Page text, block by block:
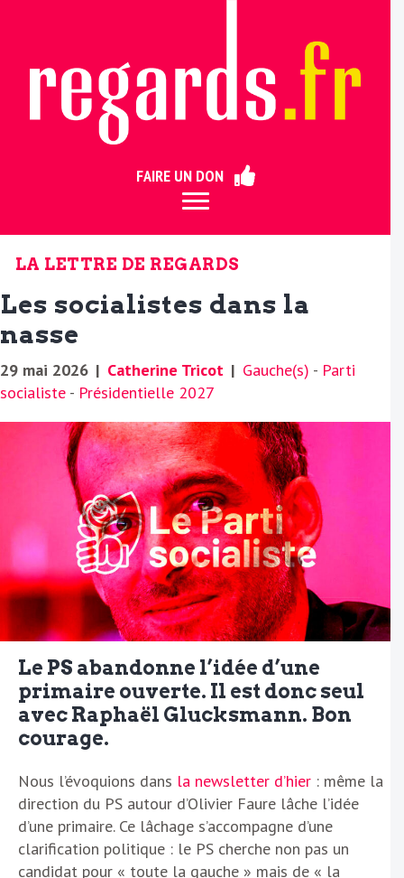
FAIRE UN DON
LA LETTRE DE REGARDS
Les socialistes dans la
nasse
29 mai 2026 | Catherine Tricot | Gauche(s) - Parti
socialiste - Présidentielle 2027
Le PS abandonne l’idée d’une
primaire ouverte. Il est donc seul
avec Raphaël Glucksmann. Bon
courage.
Nous l’évoquions dans la newsletter d’hier : même la
direction du PS autour d’Olivier Faure lâche l’idée
d’une primaire. Ce lâchage s’accompagne d’une
clarification politique : le PS cherche non pas un
candidat pour « toute la gauche » mais de « la